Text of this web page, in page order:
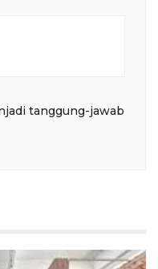
tanggung-jawab